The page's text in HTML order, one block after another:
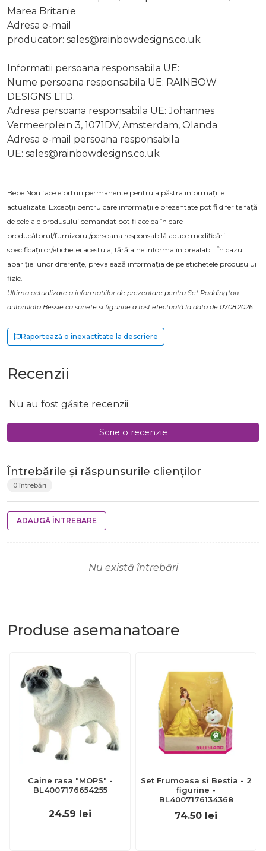
Marea Britanie
Adresa e-mail
producator: sales@rainbowdesigns.co.uk
Informatii persoana responsabila UE:
Nume persoana responsabila UE: RAINBOW
DESIGNS LTD.
Adresa persoana responsabila UE: Johannes
Vermeerplein 3, 1071DV, Amsterdam, Olanda
Adresa e-mail persoana responsabila
UE: sales@rainbowdesigns.co.uk
Bebe Nou face eforturi permanente pentru a păstra informațiile
actualizate. Excepții pentru care informațiile prezentate pot fi diferite față
de cele ale produsului comandat pot fi acelea în care
producătorul/furnizorul/persoana responsabilă aduce modificări
specificațiilor/etichetei acestuia, fără a ne informa în prealabil. În cazul
apariției unor diferențe, prevalează informația de pe etichetele produsului
fizic.
Ultima actualizare a informațiilor de prezentare pentru Set Paddington
autorulota Bessie cu sunete si figurine a fost efectuată la data de 07.08.2026
Raportează o inexactitate la descriere
Recenzii
Nu au fost găsite recenzii
Scrie o recenzie
Întrebările și răspunsurile clienților
0 întrebări
ADAUGĂ ÎNTREBARE
Nu există întrebări
Produse asemanatoare
Caine rasa "MOPS" -
BL4007176654255
24.59 lei
Set Frumoasa si Bestia - 2
figurine -
BL4007176134368
74.50 lei